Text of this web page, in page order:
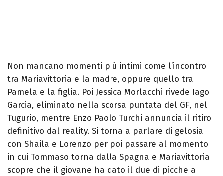
Non mancano momenti più intimi come l’incontro
tra Mariavittoria e la madre, oppure quello tra
Pamela e la figlia. Poi Jessica Morlacchi rivede Iago
Garcia, eliminato nella scorsa puntata del GF, nel
Tugurio, mentre Enzo Paolo Turchi annuncia il ritiro
definitivo dal reality. Si torna a parlare di gelosia
con Shaila e Lorenzo per poi passare al momento
in cui Tommaso torna dalla Spagna e Mariavittoria
scopre che il giovane ha dato il due di picche a